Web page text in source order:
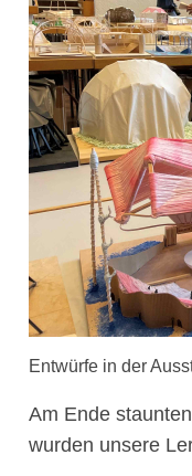
Entwürfe in der
Am Ende
wurden unsere